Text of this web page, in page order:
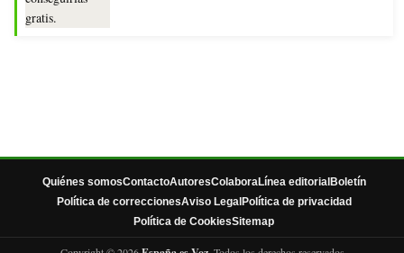
Quiénes somosContactoAutoresColaboraLínea editorial Boletín
Política de correccionesAviso Legal Política de privacidad
Política de CookiesSitemap